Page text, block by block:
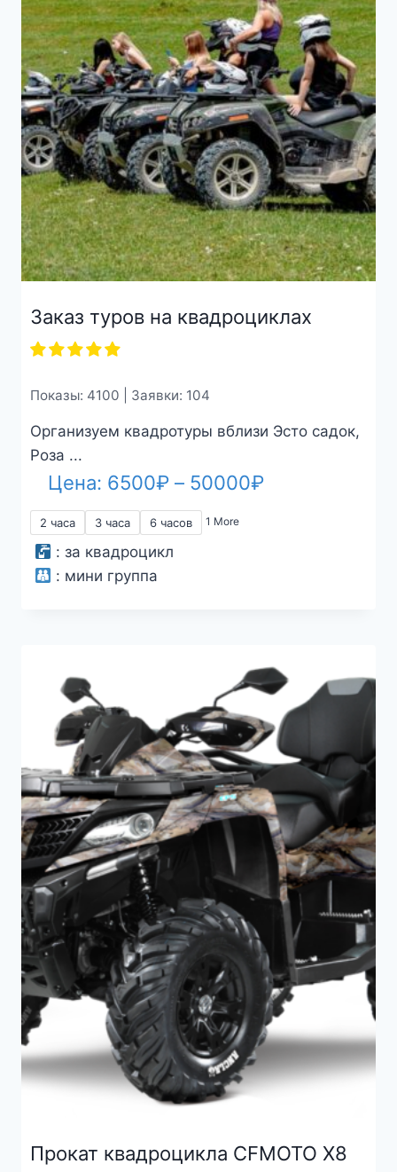
Заказ туров на квадроциклах
Показы: 4100 | Заявки: 104
Организуем квадротуры вблизи Эсто садок,
Роза ...
Цена: 6500₽ – 50000₽Диапазон
2 часа 3 часа 6 часов 1 More
: за квадроцикл
: мини группа
Прокат квадроцикла CFMOTO X8